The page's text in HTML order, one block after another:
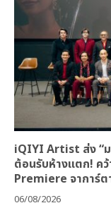
iQIYI Artist ส่ง “
ต้อนรับห้างแตก! ค
Premiere จาการ์ต
06/08/2026